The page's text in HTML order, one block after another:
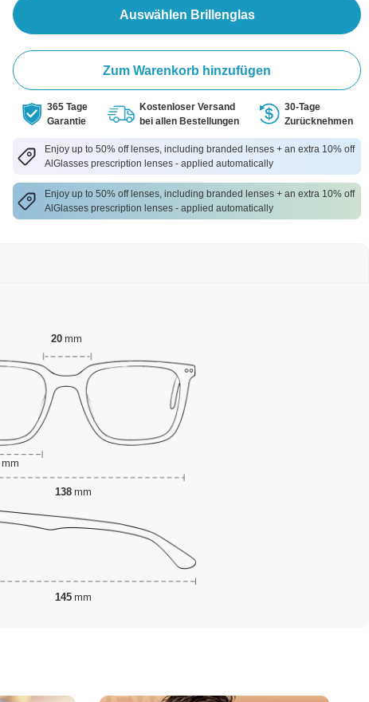
Auswählen Brillenglas
Zum Warenkorb hinzufügen
365 Tage
Garantie
Kostenloser Versand
bei allen Bestellungen
30-Tage
Zurücknehmen
Enjoy up to 50% off lenses, including branded lenses + an extra 10% off
AlGlasses prescription lenses - applied automatically
Enjoy up to 50% off lenses, including branded lenses + an extra 10% off
AlGlasses prescription lenses - applied automatically
20 mm
mm
138 mm
145 mm